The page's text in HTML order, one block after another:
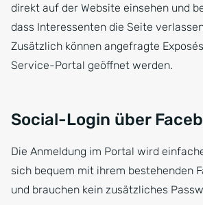
direkt auf der Website einsehen und
dass Interessenten die Seite
Zusätzlich können angefragte
Service-Portal geöffnet werden.
Social-Login über
Die Anmeldung im Portal wird
sich bequem mit ihrem bestehenden
und brauchen kein zusätzliches